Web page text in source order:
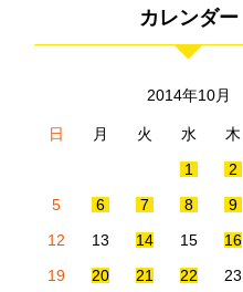
カレンダー
2014年10月
日 月 火 水 木
1
2
5
6 7 8 9
12
13 14 15 16
19
20 21 22 23